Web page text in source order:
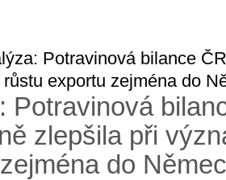
Potravinová bilance
exportu zejména do
Potravinová
zlepšila při
do